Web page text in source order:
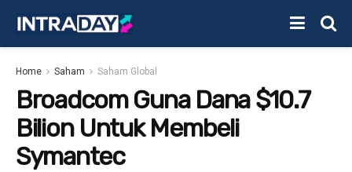
Home Saham Saham Global
Broadcom Guna Dana $10.7
Bilion Untuk Membeli
Symantec